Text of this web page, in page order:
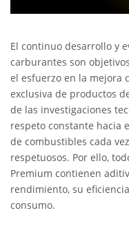
El continuo desarrollo y
carburantes son
el esfuerzo en la mejora
exclusiva de productos
de las investigaciones
respeto constante hacia
de combustibles cada
respetuosos. Por ello,
Premium contienen
rendimiento, su
consumo.